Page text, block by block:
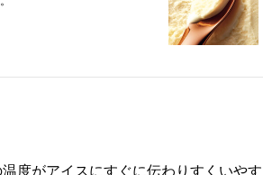
度がアイスにすぐに伝わりすくいやす